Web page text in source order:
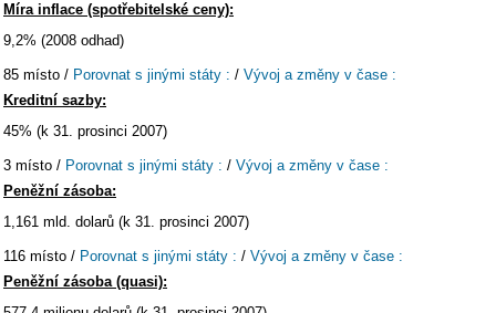
Míra inflace (spotřebitelské ceny):
9,2% (2008 odhad)
85 místo / Porovnat s jinými státy : / Vývoj a změny v čase :
Kreditní sazby:
45% (k 31. prosinci 2007)
3 místo / Porovnat s jinými státy : / Vývoj a změny v čase :
Peněžní zásoba:
1,161 mld. dolarů (k 31. prosinci 2007)
116 místo / Porovnat s jinými státy : / Vývoj a změny v čase :
Peněžní zásoba (quasi):